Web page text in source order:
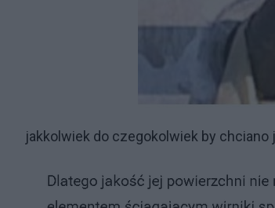
jakkolwiek do czegokolwiek by